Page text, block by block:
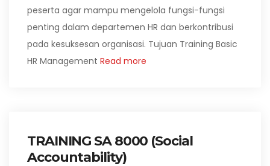
peserta agar mampu mengelola fungsi-fungsi
penting dalam departemen HR dan berkontribusi
pada kesuksesan organisasi. Tujuan Training Basic
HR Management Read more
TRAINING SA 8000 (Social
Accountability)